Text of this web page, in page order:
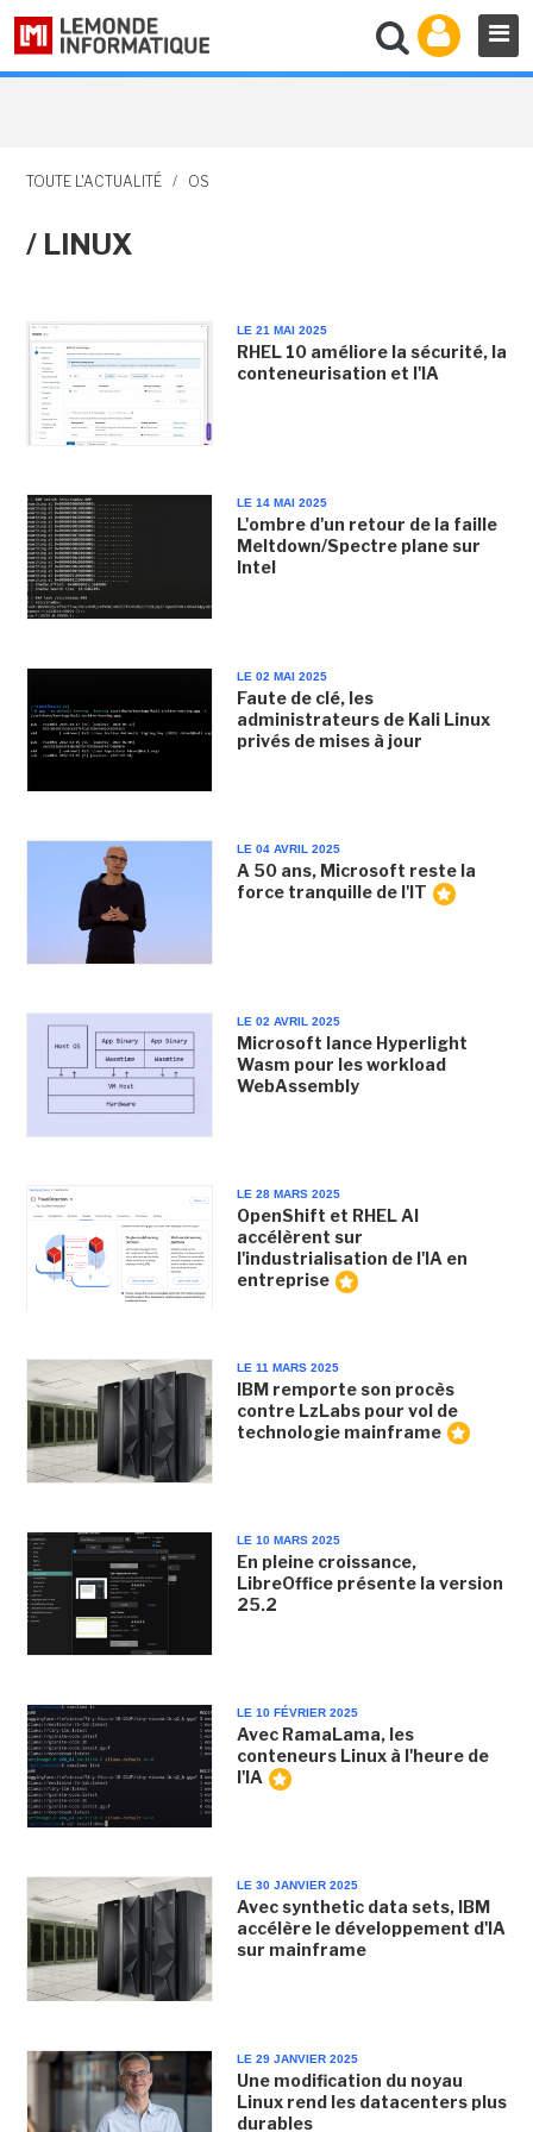
TOUTE L'ACTUALITÉ / OS
/ LINUX
LE 21 MAI 2025
RHEL 10 améliore la sécurité, la
conteneurisation et l'IA
LE 14 MAI 2025
L'ombre d'un retour de la faille
Meltdown/Spectre plane sur
Intel
LE 02 MAI 2025
Faute de clé, les
administrateurs de Kali Linux
privés de mises à jour
LE 04 AVRIL 2025
A 50 ans, Microsoft reste la
force tranquille de l'IT
LE 02 AVRIL 2025
Microsoft lance Hyperlight
Wasm pour les workload
WebAssembly
LE 28 MARS 2025
OpenShift et RHEL AI
accélèrent sur
l'industrialisation de l'IA en
entreprise
LE 11 MARS 2025
IBM remporte son procès
contre LzLabs pour vol de
technologie mainframe
LE 10 MARS 2025
En pleine croissance,
LibreOffice présente la version
25.2
LE 10 FÉVRIER 2025
Avec RamaLama, les
conteneurs Linux à l'heure de
l'IA
LE 30 JANVIER 2025
Avec synthetic data sets, IBM
accélère le développement d'IA
sur mainframe
LE 29 JANVIER 2025
Une modification du noyau
Linux rend les datacenters plus
durables